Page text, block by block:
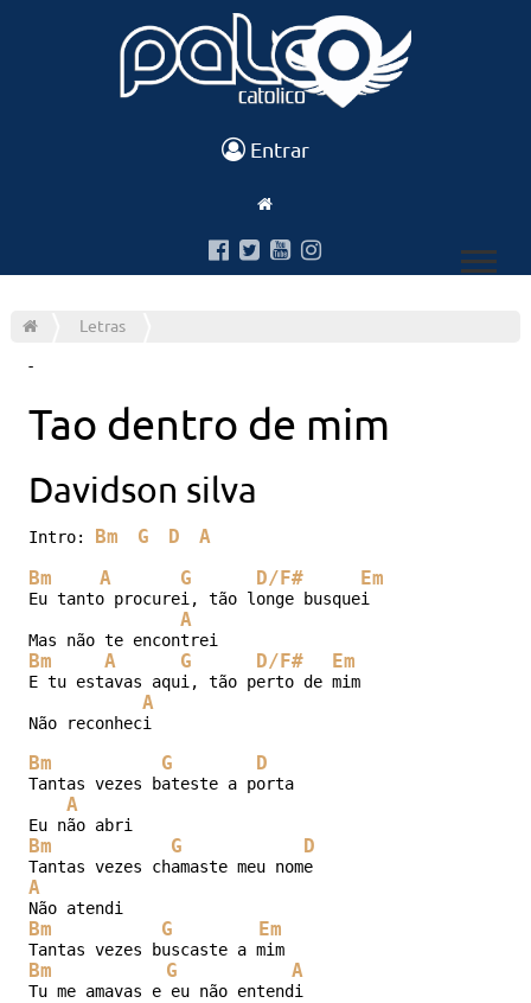
Entrar
Letras
-
Tao dentro de mim
Davidson silva
Intro: Bm G D
A
Bm
A G D/F# Em
Eu tanto procurei, tão longe busquei
A
Bm A G D/F# Em
E tu estavas aqui, tão perto de mim
A
Não reconheci
Bm G D
Tantas vezes bateste a porta
A
Bm G D
Tantas vezes chamaste meu nome
A
Bm G Em
Tantas vezes buscaste a mim
Bm G A
Tu me amavas e eu não entendi